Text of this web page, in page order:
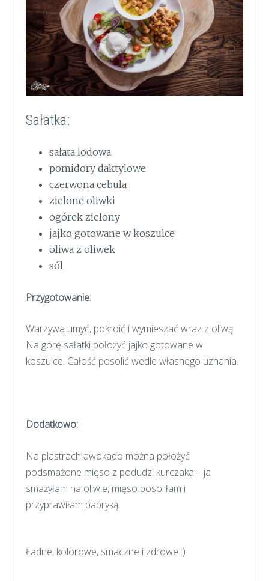
Sałatka:
sałata lodowa
pomidory daktylowe
czerwona cebula
zielone oliwki
ogórek zielony
jajko gotowane w koszulce
oliwa z oliwek
sól
Przygotowanie:
Warzywa umyć, pokroić i wymieszać wraz z oliwą.
Na górę sałatki położyć jajko gotowane w
koszulce. Całość posolić wedle własnego uznania.
Dodatkowo:
Na plastrach awokado można położyć
podsmażone mięso z podudzi kurczaka – ja
smażyłam na oliwie, mięso posoliłam i
przyprawiłam papryką.
Ładne, kolorowe, smaczne i zdrowe :)